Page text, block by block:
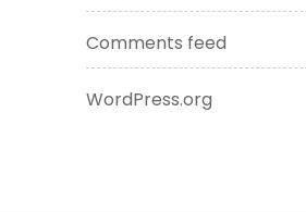
Comments feed
WordPress.org